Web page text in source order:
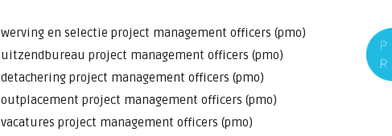
werving en selectie project management officers (pmo)
uitzendbureau project management officers (pmo)
detachering project management officers (pmo)
outplacement project management officers (pmo)
vacatures project management officers (pmo)